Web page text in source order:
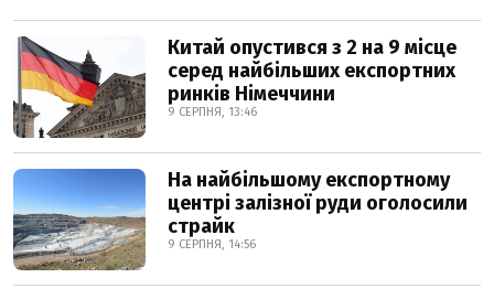
Китай опустився з 2 на 9 місце
серед найбільших експортних
ринків Німеччини
9 СЕРПНЯ, 13:46
На найбільшому експортному
центрі залізної руди оголосили
страйк
9 СЕРПНЯ, 14:56